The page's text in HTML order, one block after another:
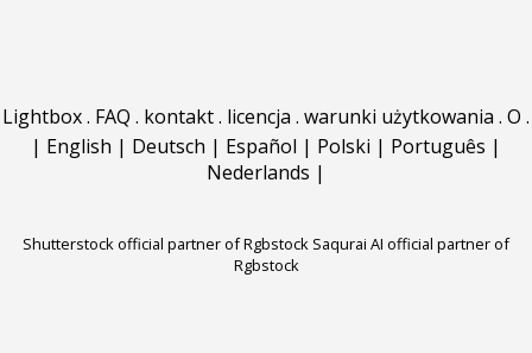
Lightbox. FAQ . kontakt. licencja . warunki użytkowania . O .
| English | Deutsch | Español | Polski | Português |
Nederlands |
Shutterstock official partner of Rgbstock Saqurai AI official partner of
Rgbstock